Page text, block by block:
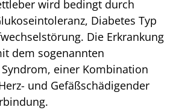
wird bedingt durch
Diabetes Typ
Die Erkrankung
dem sogenannten
einer Kombination
und Gefäßschädigender